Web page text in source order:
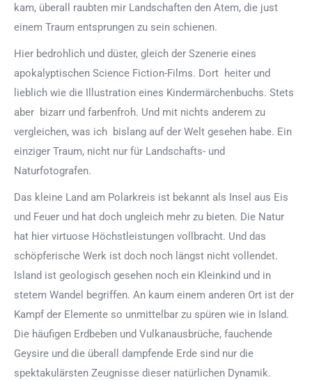
kam, überall raubten mir Landschaften den Atem, die just
einem Traum entsprungen zu sein schienen.
Hier bedrohlich und düster, gleich der Szenerie eines
apokalyptischen Science Fiction-Films. Dort heiter und
lieblich wie die Illustration eines Kindermärchenbuchs. Stets
aber bizarr und farbenfroh. Und mit nichts anderem zu
vergleichen, was ich bislang auf der Welt gesehen habe. Ein
einziger Traum, nicht nur für Landschafts- und
Naturfotografen.
Das kleine Land am Polarkreis ist bekannt als Insel aus Eis
und Feuer und hat doch ungleich mehr zu bieten. Die Natur
hat hier virtuose Höchstleistungen vollbracht. Und das
schöpferische Werk ist doch noch längst nicht vollendet.
Island ist geologisch gesehen noch ein Kleinkind und in
stetem Wandel begriffen. An kaum einem anderen Ort ist der
Kampf der Elemente so unmittelbar zu spüren wie in Island.
Die häufigen Erdbeben und Vulkanausbrüche, fauchende
Geysire und die überall dampfende Erde sind nur die
spektakulärsten Zeugnisse dieser natürlichen Dynamik.